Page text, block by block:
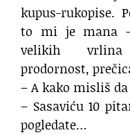
kupus-rukopise.
to mi je mana
velikih vrlina
prodornost,
– A kako misliš da
– Sasaviću 10
pogledate…